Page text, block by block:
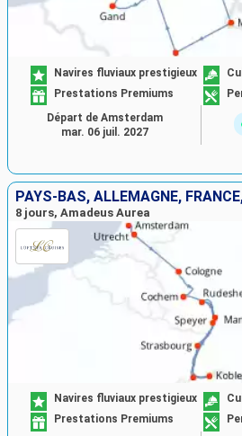
Navires fluviaux prestigieux
Prestations Premiums
Départ de Amsterdam
mar. 06 juil. 2027
PAYS-BAS, ALLEMAGNE,
8 jours, Amadeus Aurea
Navires fluviaux prestigieux
Prestations Premiums